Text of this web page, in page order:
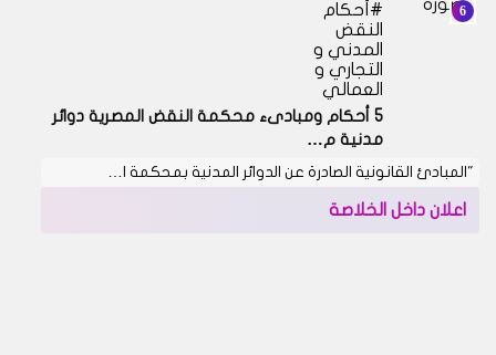
أحكام
النقض
المدني و
التجاري و
العمالي
5 أحكام ومبادىء محكمة النقض المصرية دوائر
مدنية م…
"المبادئ القانونية الصادرة عن الدوائر المدنية بمحكمة ا…
اعلان داخل الخلاصة